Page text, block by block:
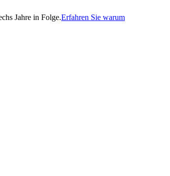
Jahre in Folge.Erfahren Sie warum